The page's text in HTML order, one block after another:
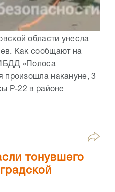
области унесла
Как сообщают на
«Полоса
произошла накануне, 3
Р-22 в районе
тонувшего